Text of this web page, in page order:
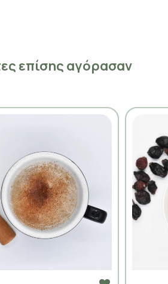
επίσης αγόρασαν